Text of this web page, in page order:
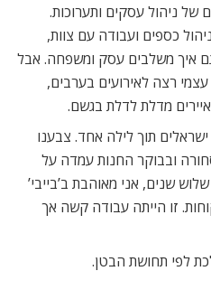
של ניהול עסקים ותערוכות.
כספים ועבודה עם צוות,
איך משלבים עסק ומשפחה. אבל
רצה לאירועים בערבים,
מדלת לדלת בגשם.
תוך לילה אחד. צבענו
ובבוקר החנות עמדה על
שנים, אני מאוהבת ב’בייבי’
זו הייתה עבודה קשה אך
לפי תחושת הבטן.